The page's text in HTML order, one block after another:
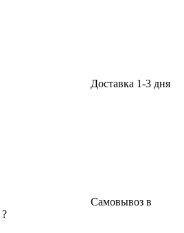
Доставка 1-3 дня
Самовывоз в
?